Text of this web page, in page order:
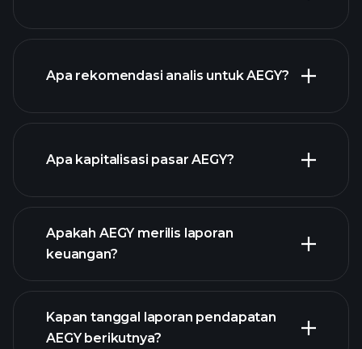
Apa rekomendasi analis untuk AEGY?
Apa kapitalisasi pasar AEGY?
daftar saham kami
Apakah AEGY merilis laporan
keuangan?
keuangan AEGY
Kapan tanggal laporan pendapatan
AEGY berikutnya?